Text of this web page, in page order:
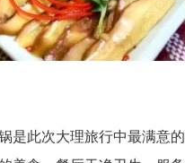
是此次大理旅行中最满意